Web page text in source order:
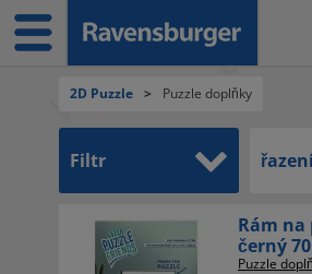
2D Puzzle > Puzzle doplňky
Filtr
Rám na
černý
Puzzle